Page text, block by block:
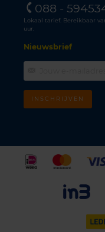
088 -
Lokaal tarief. Bereikbaar
uur.
Nieuwsbrief
INSCHRIJVEN